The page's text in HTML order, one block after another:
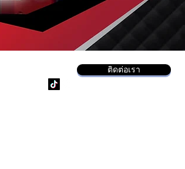
ติดต่อเรา